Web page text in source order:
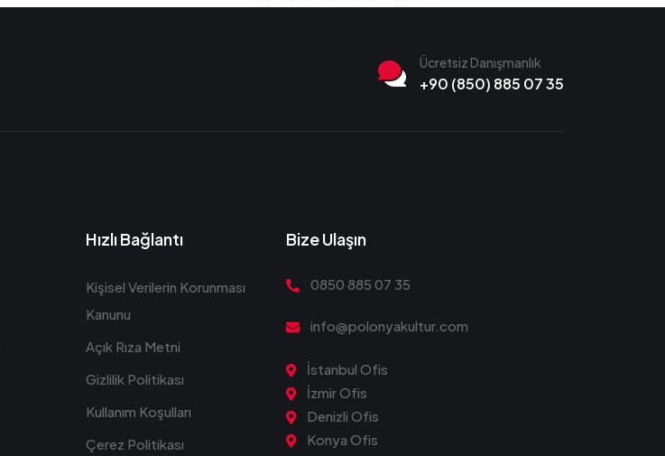
Ücretsiz Danışmanlık
+90 (850) 885 07 35
Hızlı Bağlantı
Kişisel Verilerin Korunması
Kanunu
Açık Rıza Metni
Gizlilik Politikası
Kullanım Koşulları
Çerez Politikası
Bize Ulaşın
0850 885 07 35
info@polonyakultur.com
İstanbul Ofis
İzmir Ofis
Denizli Ofis
Konya Ofis